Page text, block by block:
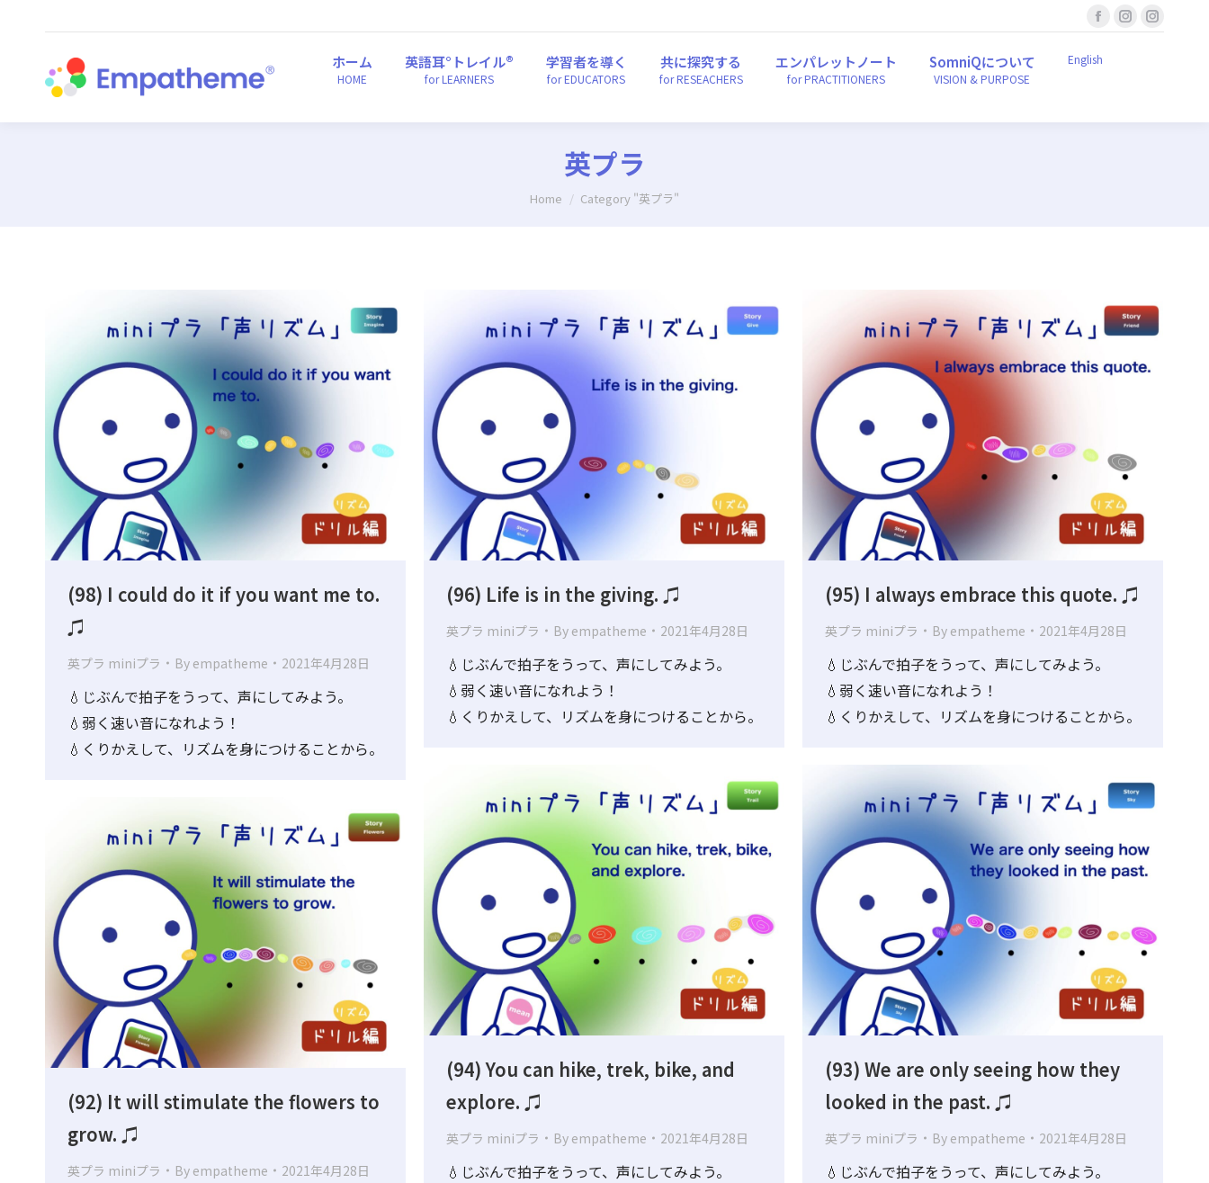
Facebook
page
new
Instagram
newnew
ホーム
HOME
英語耳°トレイル®
for LEARNERS
学習者を導く
for EDUCATORS
共に探究する
for RESEACHERS
エンパレットノート
for PRACTITIONERS
SomniQについて
VISION & PURPOSE
English
英プラ
You are here:
Home Category "英プラ"
(98) I could do it if you want me to.
♫
英プラ miniプラ By empatheme 2021年4月28日
💧じぶんで拍子をうって、声にしてみよう。
💧弱く速い音になれよう！
💧くりかえして、リズムを身につけることから。
(96) Life is in the giving. ♫
英プラ miniプラ By empatheme 2021年4月28日
💧じぶんで拍子をうって、声にしてみよう。
💧弱く速い音になれよう！
💧くりかえして、リズムを身につけることから。
(95) I always embrace this quote. ♫
英プラ miniプラ By empatheme 2021年4月28日
💧じぶんで拍子をうって、声にしてみよう。
💧弱く速い音になれよう！
💧くりかえして、リズムを身につけることから。
(94) You can hike, trek, bike, and
explore. ♫
英プラ miniプラ By empatheme 2021年4月28日
💧じぶんで拍子をうって、声にしてみよう。
(93) We are only seeing how they
looked in the past. ♫
英プラ miniプラ By empatheme 2021年4月28日
💧じぶんで拍子をうって、声にしてみよう。
(92) It will stimulate the flowers to
grow. ♫
英プラ miniプラ By empatheme 2021年4月28日
ホーム 英語耳°トレイル® 学習者を導く 共に探究する エンパレットノート SomniQについて English